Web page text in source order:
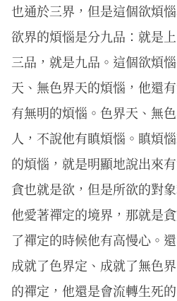
也通於三界，但是這個欲煩
欲界的煩惱是分九品：就是
三品，就是九品。這個欲煩
天、無色界天的煩惱，他還
有無明的煩惱。色界天、無
人，不說他有瞋煩惱。瞋煩
的煩惱，就是明顯地說出來
貪也就是欲，但是所欲的對
他愛著禪定的境界，那就是
了禪定的時候他有高慢心。
成就了色界定、成就了無色
的禪定，他還是會流轉生死